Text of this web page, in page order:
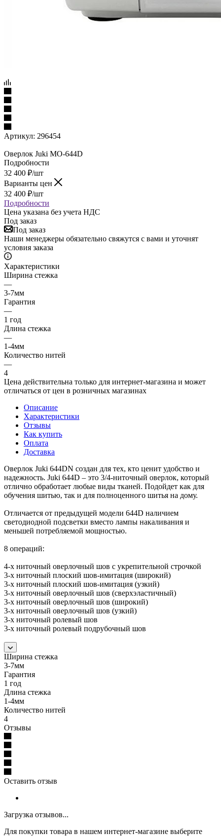
Артикул: 296454
Оверлок Juki MO-644D
Подробности
32 400 ₽/шт
Варианты цен
32 400 ₽/шт
Подробности
Цена указана без учета НДС
Под заказ
Под заказ
Наши менеджеры обязательно свяжутся с вами и уточнят
условия заказа
Характеристики
Ширина стежка
—
3-7мм
Гарантия
—
1 год
Длина стежка
—
1-4мм
Количество нитей
—
4
Цена действительна только для интернет-магазина и может
отличаться от цен в розничных магазинах
Описание
Характеристики
Отзывы
Как купить
Оплата
Доставка
Оверлок Juki 644DN создан для тех, кто ценит удобство и
надежность. Juki 644D – это 3/4-ниточный оверлок, который
отлично обработает любые виды тканей. Подойдет как для
обучения шитью, так и для полноценного шитья на дому.
Отличается от предыдущей модели 644D наличием
светодиодной подсветки вместо лампы накаливания и
меньшей потребляемой мощностью.
8 операций:
4-х ниточный оверлочный шов с укрепительной строчкой
3-х ниточный плоский шов-имитация (широкий)
3-х ниточный плоский шов-имитация (узкий)
3-х ниточный оверлочный шов (сверхэластичный)
3-х ниточный оверлочный шов (широкий)
3-х ниточный оверлочный шов (узкий)
3-х ниточный ролевый шов
3-х ниточный ролевый подрубочный шов
Ширина стежка
3-7мм
Гарантия
1 год
Длина стежка
1-4мм
Количество нитей
4
Отзывы
Оставить отзыв
Загрузка отзывов...
Для покупки товара в нашем интернет-магазине выберите